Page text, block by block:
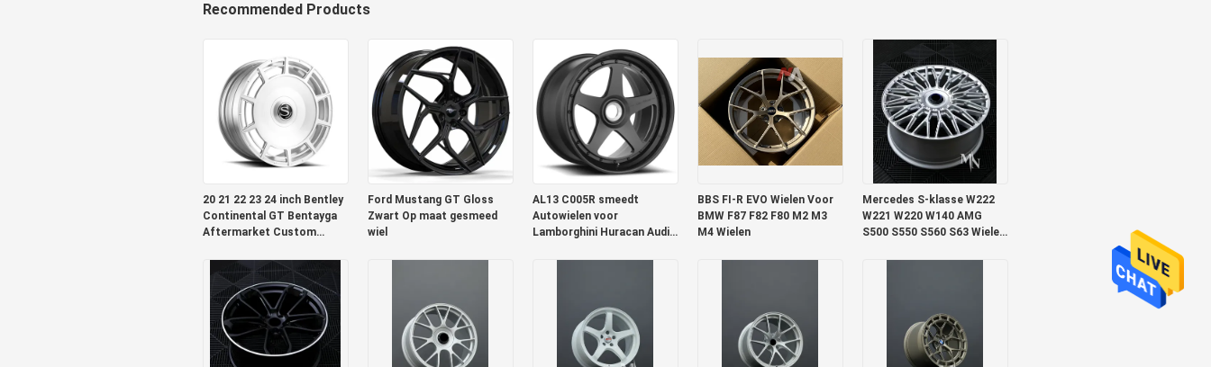
Recommended Products
20 21 22 23 24 inch Bentley
Continental GT Bentayga
Aftermarket Custom
te koop
Ford Mustang GT Gloss
Zwart Op maat gesmeed
wiel
AL13 C005R smeedt
Autowielen voor
Lamborghini Huracan Audi
BBS FI-R EVO Wielen Voor
BMW F87 F82 F80 M2 M3
M4 Wielen
Mercedes S-klasse W222
W221 W220 W140 AMG
S500 S550 S560 S63 Wielen